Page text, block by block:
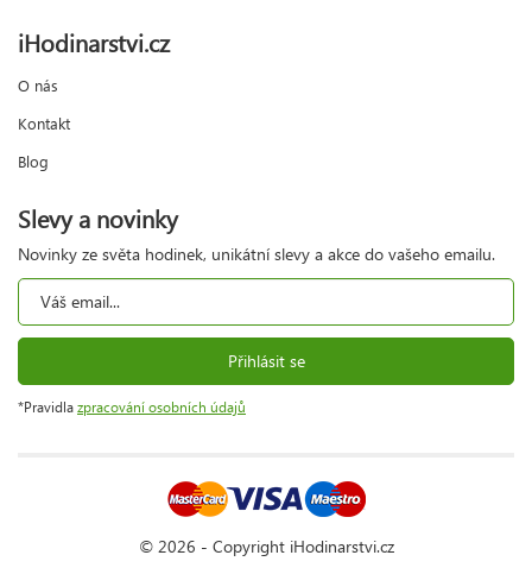
iHodinarstvi.cz
O nás
Kontakt
Blog
Slevy a novinky
Novinky ze světa hodinek, unikátní slevy a akce do vašeho emailu.
Přihlásit se
*Pravidla zpracování osobních údajů
© 2026 - Copyright iHodinarstvi.cz